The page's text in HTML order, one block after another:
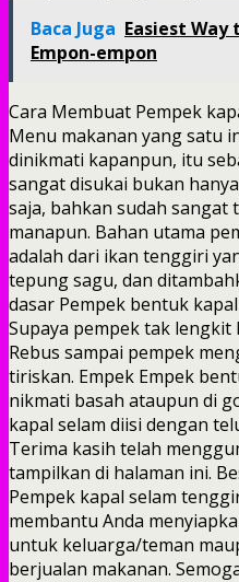
Baca Juga Easiest Way
Empon-empon
Cara Membuat Pempek
Menu makanan yang satu
dinikmati kapanpun, itu
sangat disukai bukan
saja, bahkan sudah sangat
manapun. Bahan utama
adalah dari ikan tenggiri
tepung sagu, dan
dasar Pempek bentuk
Supaya pempek tak
Rebus sampai pempek
tiriskan. Empek Empek
nikmati basah ataupun di
kapal selam diisi dengan
Terima kasih telah
tampilkan di halaman ini.
Pempek kapal selam
membantu Anda
untuk keluarga/teman
berjualan makanan.